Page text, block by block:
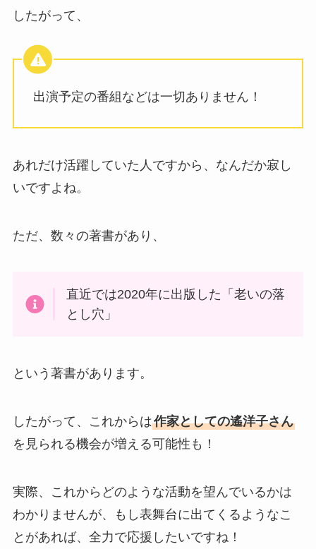
したがって、
出演予定の番組などは一切ありません！
あれだけ活躍していた人ですから、なんだか寂し
いですよね。
ただ、数々の著書があり、
直近では2020年に出版した「老いの落
とし穴」
という著書があります。
したがって、これからは作家としての遙洋子さん
を見られる機会が増える可能性も！
実際、これからどのような活動を望んでいるかは
わかりませんが、もし表舞台に出てくるようなこ
とがあれば、全力で応援したいですね！